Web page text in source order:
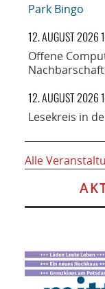
Park Bingo
12. AUGUST 2026
Offene
12. AUGUST 2026
Lesekreis in
Alle